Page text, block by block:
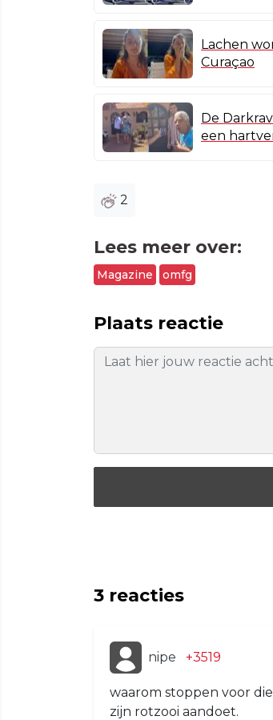
Lachen
Curaçao
De
een
2
Lees meer over:
Magazine omfg
Plaats reactie
3 reacties
nipe +3519
waarom stoppen voor
zijn rotzooi aandoet.